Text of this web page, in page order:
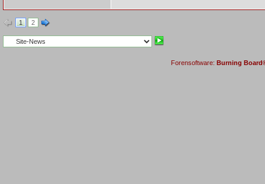
1 2
Forensoftware: Burning